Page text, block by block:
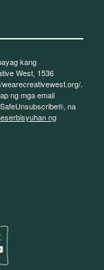
kang
West, 1536
.
ng mga email
na
ng